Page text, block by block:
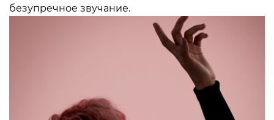
безупречное звучание.